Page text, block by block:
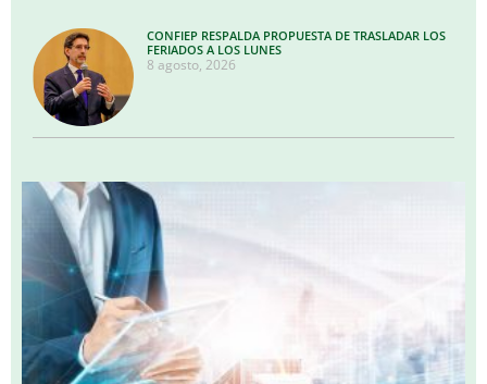
CONFIEP RESPALDA PROPUESTA DE TRASLADAR LOS
FERIADOS A LOS LUNES
8 agosto, 2026